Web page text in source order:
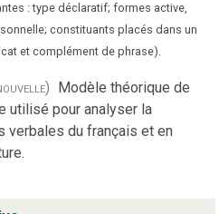
: type déclaratif; formes active,
constituants placés dans un
et complément de phrase).
Modèle théorique de
utilisé pour analyser la
verbales du français et en